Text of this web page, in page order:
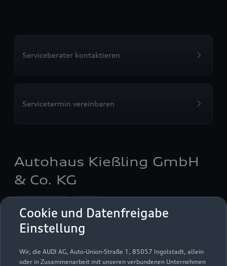
Cookie und Datenfreigabe
Einstellung
Wir, die AUDI AG, Auto-Union-Straße 1, 85057 Ingolstadt, allein
oder in Zusammenarbeit mit unseren verbundenen Unternehmen
Serviceberater kontaktieren
Servicetermin vereinbaren
Autohaus Kießling GmbH
& Co. KG